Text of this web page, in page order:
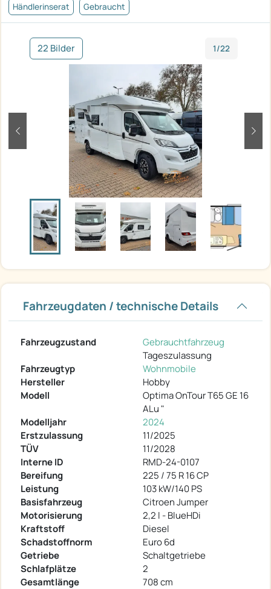
Händlerinserat Gebraucht
22 Bilder 1/22
zurück
Fahrzeugdaten / technische Details
Fahrzeugzustand
Gebrauchtfahrzeug
Tageszulassung
Fahrzeugtyp
Wohnmobile
Hersteller
Hobby
Modell
Optima OnTour T65 GE 16
ALu "
Modelljahr
2024
Erstzulassung
11/2025
TÜV
11/2028
Interne ID
RMD-24-0107
Bereifung
225 / 75 R 16 CP
Leistung
103 kW/140 PS
Basisfahrzeug
Citroen Jumper
Motorisierung
2,2 l - BlueHDi
Kraftstoff
Diesel
Schadstoffnorm
Euro 6d
Getriebe
Schaltgetriebe
Schlafplätze
2
Gesamtlänge
708 cm